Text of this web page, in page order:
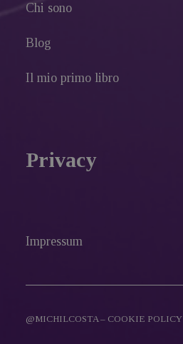
Chi sono
Blog
Il mio primo libro
Privacy
Impressum
@MICHILCOSTA – COOKIE POLICY